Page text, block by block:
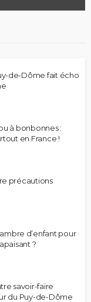
de-Dôme fait écho
à bonbonnes :
en France !
précautions
d’enfant pour
?
savoir-faire
du Puy-de-Dôme